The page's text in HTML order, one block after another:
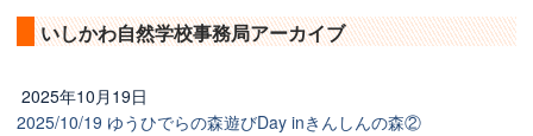
いしかわ自然学校事務局アーカイブ
2025年10月19日
2025/10/19 ゆうひでらの森遊びDay inきんしんの森②